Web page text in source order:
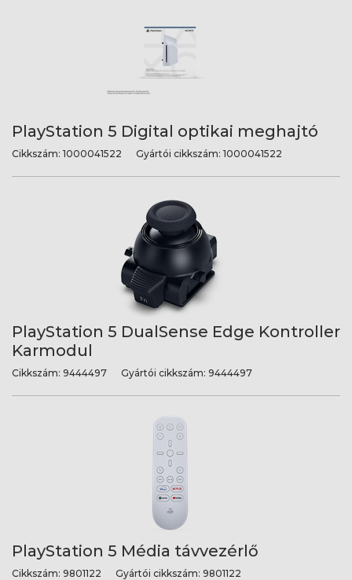
PlayStation 5 Digital optikai meghajtó
Cikkszám: 1000041522 Gyártói cikkszám: 1000041522
PlayStation 5 DualSense Edge Kontroller
Karmodul
Cikkszám: 9444497 Gyártói cikkszám: 9444497
PlayStation 5 Média távvezérlő
Cikkszám: 9801122 Gyártói cikkszám: 9801122